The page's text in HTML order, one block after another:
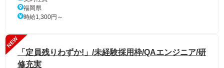
福岡県
時給1,300円～
NEW
「定員残りわずか!」/未経験採用枠/QAエンジニア/研
修充実